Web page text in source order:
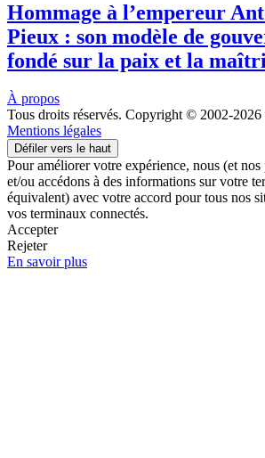
Hommage à l’empereur
Pieux : son modèle de
fondé sur la paix et la
À propos
Tous droits réservés. Copyright © 2002-
Mentions légales
Défiler vers le haut
Pour améliorer votre expérience, nous (et nos
et/ou accédons à des informations sur votre
équivalent) avec votre accord pour tous nos
vos terminaux connectés.
Accepter
Rejeter
En savoir plus